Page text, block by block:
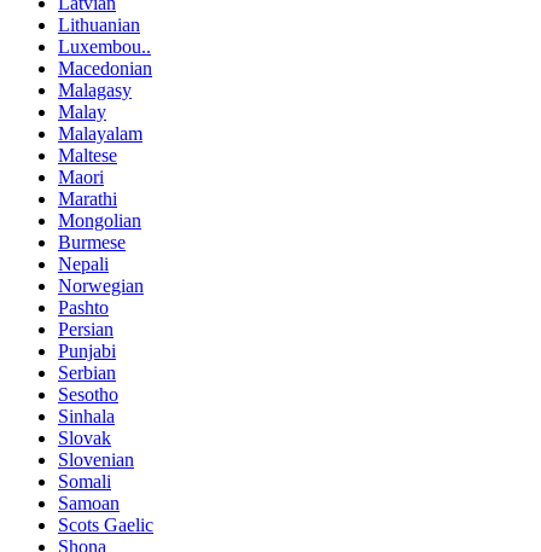
Lithuanian
Luxembou..
Macedonian
Malagasy
Malay
Malayalam
Maltese
Maori
Marathi
Mongolian
Burmese
Nepali
Norwegian
Pashto
Persian
Punjabi
Serbian
Sesotho
Sinhala
Slovak
Slovenian
Somali
Samoan
Scots Gaelic
Shona